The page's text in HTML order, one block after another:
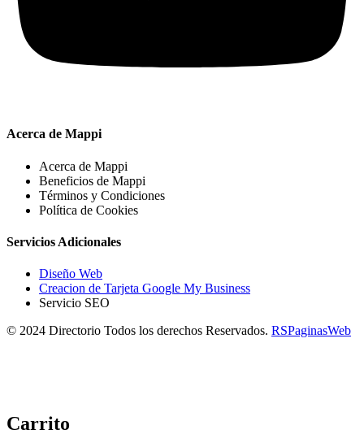
Acerca de Mappi
Acerca de Mappi
Beneficios de Mappi
Términos y Condiciones
Política de Cookies
Servicios Adicionales
Diseño Web
Creacion de Tarjeta Google My Business
Servicio SEO
© 2024 Directorio Todos los derechos Reservados. RSPaginasWeb
Carrito